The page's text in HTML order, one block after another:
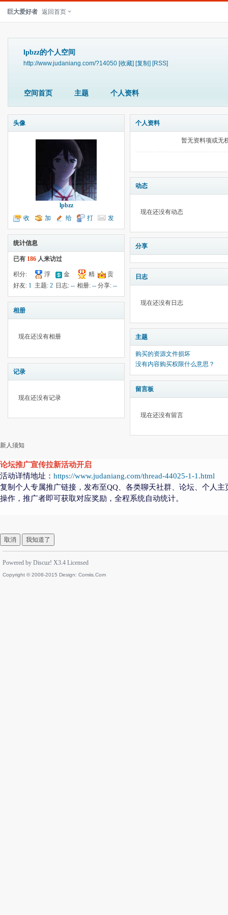
巨大爱好者 返回首页
lpbzz的个人空间
http://www.judaniang.com/?14050 [收藏] [复制] [RSS]
空间首页 主题 个人资料
头像
lpbzz
收
听TA
加
为好友
给
我留言
打
个招呼
发
送消息
统计信息
已有 186 人来访过
积分:
-19
浮
云:
金
钱:18
精
华:--
贡
献:--
好友: 1 主题: 2 日志:-- 相册: -- 分享:--
相册
现在还没有相册
记录
现在还没有记录
个人资料
暂无资料项或无
动态
现在还没有动态
分享
日志
现在还没有日志
主题
购买的资源文件损坏
没有内容购买权限什么意思？
留言板
现在还没有留言
新人须知
论坛推广宣传拉新活动开启
活动详情地址： https://www.judaniang.com/thread-44025-1-1.html
复制个人专属推广链接，发布至QQ、各类聊天社群、论坛、个人
操作，推广者即可获取对应奖励，全程系统自动统计。
取消 我知道了
Powered by Discuz! X3.4 Licensed
Copyright © 2008-2015 Design: Comiis.Com